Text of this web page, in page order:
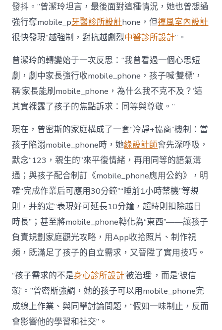
發抖。”曾潔玲坦言，最後面對這種情況，她也曾想過
強行奪mobile_p牙醫診所設計hone，但禪風室內設計
很快發現“越強制，對抗越劇烈中醫診所設計”。
曾潔玲的轉變始于一次反思：“我曾看過一個心思短
劇，劇中家長強行收mobile_phone，孩子喊‘雙標’，
稱‘家長能刷mobile_phone，為什么我不克不及？’這
其實裸露了孩子的焦點訴求：同等與尊敬。”
現在，曾密斯的家庭構成了一套“冷靜+協商”機制：當
孩子陷溺mobile_phone時，她綠設計師會先深呼吸，
默念“123，親生的”來平復情緒，再用同等的語氣溝
通；與孩子配合制訂《mobile_phone應用公約》，明
確“完成作業后可應用30分鐘”“睡前1小時禁機”等規
則，并約定“表現好可延長10分鐘，超時則扣除越日
時長”；甚至將mobile_phone轉化為“東西”——讓孩子
負責規劃家庭觀光攻略，用App收拾照片、制作視
頻，既滿足了孩子的自立需求，又晉陞了實用技巧。
“孩子需求的不是身心診所設計‘被治理’，而是‘被信
賴’。”曾密斯強調，她的孩子可以用mobile_phone完
成線上作業、與同學討論問題，“假如一味制止，反而
會影響他的學習和社交”。